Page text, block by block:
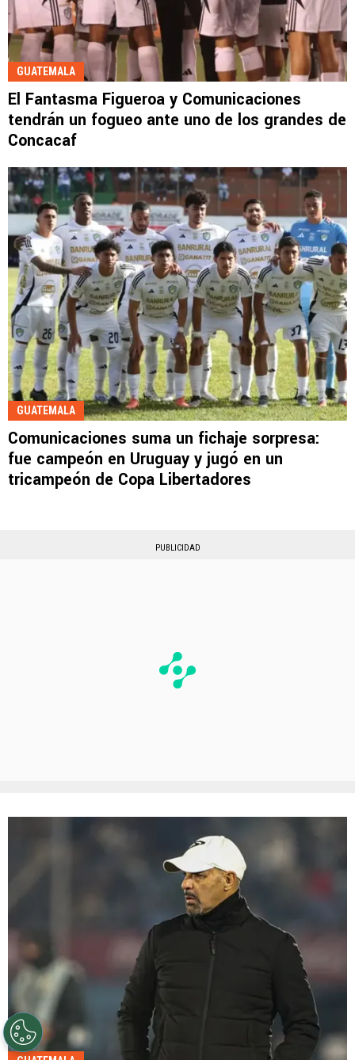
GUATEMALA
El Fantasma Figueroa y Comunicaciones
tendrán un fogueo ante uno de los grandes de
Concacaf
GUATEMALA
Comunicaciones suma un fichaje sorpresa:
fue campeón en Uruguay y jugó en un
tricampeón de Copa Libertadores
PUBLICIDAD